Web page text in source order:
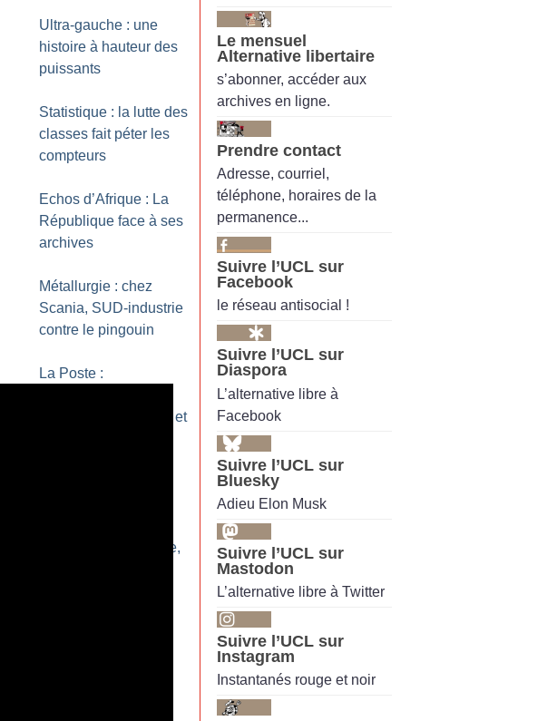
Ultra-gauche : une
histoire à hauteur des
puissants
Statistique : la lutte des
classes fait péter les
compteurs
Echos d’Afrique : La
République face à ses
archives
Métallurgie : chez
Scania, SUD-industrie
contre le pingouin
La Poste :
rime avec punition… et
La rébellion zapatiste,
Le mensuel
Alternative libertaire
s’abonner, accéder aux
archives en ligne.
Prendre contact
Adresse, courriel,
téléphone, horaires de la
permanence...
Suivre l’UCL sur
Facebook
le réseau antisocial !
Suivre l’UCL sur
Diaspora
L’alternative libre à
Facebook
Suivre l’UCL sur
Bluesky
Adieu Elon Musk
Suivre l’UCL sur
Mastodon
L’alternative libre à Twitter
Suivre l’UCL sur
Instagram
Instantanés rouge et noir